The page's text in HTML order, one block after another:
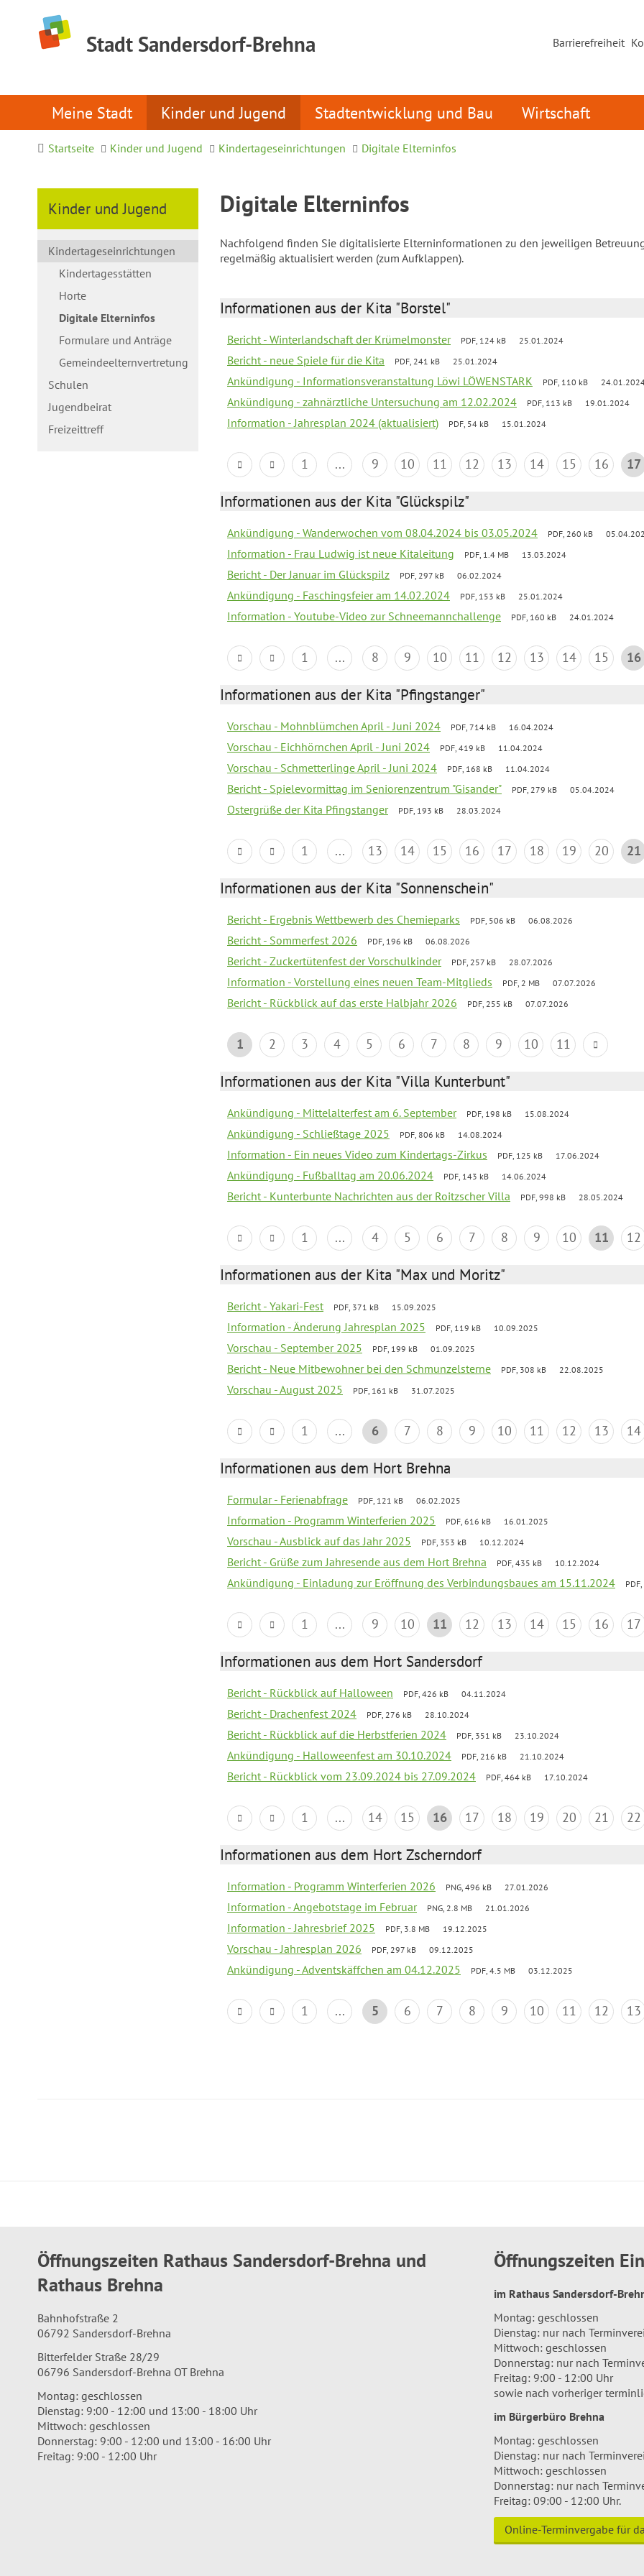
Stadt Sandersdorf-Brehna Barrierefreiheit
Meine Stadt Kinder und Jugend Stadtentwicklung und Bau Wirtschaft
Startseite Kinder und Jugend Kindertageseinrichtungen Digitale Elterninfos
Kinder und Jugend
Kindertageseinrichtungen
Kindertagesstätten
Horte
Digitale Elterninfos
Formulare und Anträge
Gemeindeelternvertretung
Schulen
Jugendbeirat
Freizeittreff
Digitale Elterninfos
Nachfolgend finden Sie digitalisierte Elterninformationen zu den jeweiligen
regelmäßig aktualisiert werden (zum Aufklappen).
Informationen aus der Kita "Borstel"
Bericht - Winterlandschaft der Krümelmonster PDF, 124 kB 25.01.2024
Bericht - neue Spiele für die Kita PDF, 241 kB 25.01.2024
Ankündigung - Informationsveranstaltung Löwi LÖWENSTARK PDF, 110 kB
Ankündigung - zahnärztliche Untersuchung am 12.02.2024 PDF, 113 kB 19.01.2024
Information - Jahresplan 2024 (aktualisiert) PDF, 54 kB 15.01.2024
1 ... 9 10 11 12 13 14 15 16 17
Informationen aus der Kita "Glückspilz"
Ankündigung - Wanderwochen vom 08.04.2024 bis 03.05.2024 PDF, 260 kB
Information - Frau Ludwig ist neue Kitaleitung PDF, 1.4 MB 13.03.2024
Bericht - Der Januar im Glückspilz PDF, 297 kB 06.02.2024
Ankündigung - Faschingsfeier am 14.02.2024 PDF, 153 kB 25.01.2024
Information - Youtube-Video zur Schneemannchallenge PDF, 160 kB 24.01.2024
1 ... 8 9 10 11 12 13 14 15 16
Informationen aus der Kita "Pfingstanger"
Vorschau - Mohnblümchen April - Juni 2024 PDF, 714 kB 16.04.2024
Vorschau - Eichhörnchen April - Juni 2024 PDF, 419 kB 11.04.2024
Vorschau - Schmetterlinge April - Juni 2024 PDF, 168 kB 11.04.2024
Bericht - Spielevormittag im Seniorenzentrum "Gisander" PDF, 279 kB 05.04.2024
Ostergrüße der Kita Pfingstanger PDF, 193 kB 28.03.2024
1 ... 13 14 15 16 17 18 19 20 21
Informationen aus der Kita "Sonnenschein"
Bericht - Ergebnis Wettbewerb des Chemieparks PDF, 506 kB 06.08.2026
Bericht - Sommerfest 2026 PDF, 196 kB 06.08.2026
Bericht - Zuckertütenfest der Vorschulkinder PDF, 257 kB 28.07.2026
Information - Vorstellung eines neuen Team-Mitglieds PDF, 2 MB 07.07.2026
Bericht - Rückblick auf das erste Halbjahr 2026 PDF, 255 kB 07.07.2026
1 2 3 4 5 6 7 8 9 10 11
Informationen aus der Kita "Villa Kunterbunt"
Ankündigung - Mittelalterfest am 6. September PDF, 198 kB 15.08.2024
Ankündigung - Schließtage 2025 PDF, 806 kB 14.08.2024
Information - Ein neues Video zum Kindertags-Zirkus PDF, 125 kB 17.06.2024
Ankündigung - Fußballtag am 20.06.2024 PDF, 143 kB 14.06.2024
Bericht - Kunterbunte Nachrichten aus der Roitzscher Villa PDF, 998 kB 28.05.2024
1 ... 4 5 6 7 8 9 10 11 12
Informationen aus der Kita "Max und Moritz"
Bericht - Yakari-Fest PDF, 371 kB 15.09.2025
Information - Änderung Jahresplan 2025 PDF, 119 kB 10.09.2025
Vorschau - September 2025 PDF, 199 kB 01.09.2025
Bericht - Neue Mitbewohner bei den Schmunzelsterne PDF, 308 kB 22.08.2025
Vorschau - August 2025 PDF, 161 kB 31.07.2025
1 ... 6 7 8 9 10 11 12 13 14
Informationen aus dem Hort Brehna
Formular - Ferienabfrage PDF, 121 kB 06.02.2025
Information - Programm Winterferien 2025 PDF, 616 kB 16.01.2025
Vorschau - Ausblick auf das Jahr 2025 PDF, 353 kB 10.12.2024
Bericht - Grüße zum Jahresende aus dem Hort Brehna PDF, 435 kB 10.12.2024
Ankündigung - Einladung zur Eröffnung des Verbindungsbaues am 15.11.2024
1 ... 9 10 11 12 13 14 15 16 17
Informationen aus dem Hort Sandersdorf
Bericht - Rückblick auf Halloween PDF, 426 kB 04.11.2024
Bericht - Drachenfest 2024 PDF, 276 kB 28.10.2024
Bericht - Rückblick auf die Herbstferien 2024 PDF, 351 kB 23.10.2024
Ankündigung - Halloweenfest am 30.10.2024 PDF, 216 kB 21.10.2024
Bericht - Rückblick vom 23.09.2024 bis 27.09.2024 PDF, 464 kB 17.10.2024
1 ... 14 15 16 17 18 19 20 21 22
Informationen aus dem Hort Zscherndorf
Information - Programm Winterferien 2026 PNG, 496 kB 27.01.2026
Information - Angebotstage im Februar PNG, 2.8 MB 21.01.2026
Information - Jahresbrief 2025 PDF, 3.8 MB 19.12.2025
Vorschau - Jahresplan 2026 PDF, 297 kB 09.12.2025
Ankündigung - Adventskäffchen am 04.12.2025 PDF, 4.5 MB 03.12.2025
1 ... 5 6 7 8 9 10 11 12 13
Öffnungszeiten Rathaus Sandersdorf-Brehna und
Rathaus Brehna
Bahnhofstraße 2
06792 Sandersdorf-Brehna
Bitterfelder Straße 28/29
06796 Sandersdorf-Brehna OT Brehna
Montag: geschlossen
Dienstag: 9:00 - 12:00 und 13:00 - 18:00 Uhr
Mittwoch: geschlossen
Donnerstag: 9:00 - 12:00 und 13:00 - 16:00 Uhr
Freitag: 9:00 - 12:00 Uhr
Öffnungszeiten
im Rathaus Sandersdorf-
Montag: geschlossen
Dienstag: nur nach
Mittwoch: geschlossen
Donnerstag: nur nach
Freitag: 9:00 - 12:00 Uhr
sowie nach vorheriger
im Bürgerbüro Brehna
Montag: geschlossen
Dienstag: nur nach
Mittwoch: geschlossen
Donnerstag: nur nach
Freitag: 09:00 - 12:00 Uhr.
Online-Terminvergabe für